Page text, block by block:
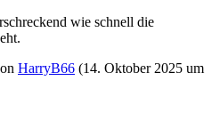
wie schnell die
HarryB66 (14. Oktober 2025 um